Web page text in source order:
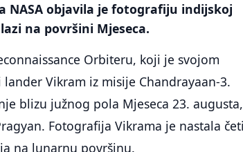
NASA objavila je fotografiju indijskoj
na površini Mjeseca.
Orbiteru, koji je svojom
Vikram iz misije Chandrayaan-3.
blizu južnog pola Mjeseca 23.
Fotografija Vikrama je nastala
na lunarnu površinu.